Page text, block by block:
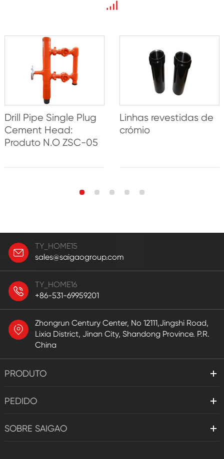
Drill Pipe Single Plug
Cement Head:
Produto N.O ZSC-05
Linhas revestidas de
crómio
TY_HOME15
sales@saigaogroup.com
TY_HOME16
+86-531-69959201
Zhongrun Century Center, No 12111,Jingshi Road,
Lixia District, Jinan City, Shandong Province. P.R.
China
PRODUTO
PEDIDO
SOBRE SAIGAO